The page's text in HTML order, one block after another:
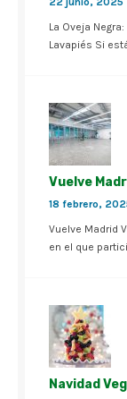
La Oveja
Lavapiés Si
Vuelve
18 febrero,
Vuelve Madrid
en el que
Navidad